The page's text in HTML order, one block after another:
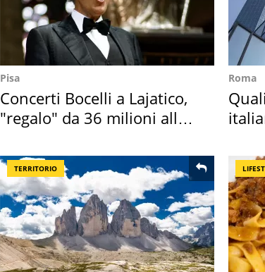
Pisa
Concerti Bocelli a Lajatico,
"regalo" da 36 milioni alla
Roma
TERRITORIO